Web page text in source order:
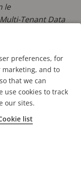
le
Tenant Data
preferences, for
and to
that we can
use cookies to track
our sites.
list